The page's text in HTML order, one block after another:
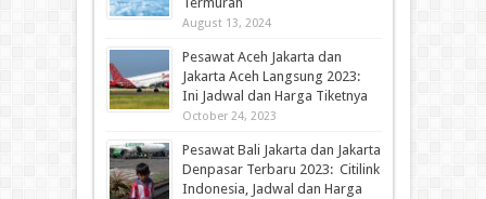
August 13, 2024
Pesawat Aceh Jakarta dan
Jakarta Aceh Langsung 2023:
Ini Jadwal dan Harga Tiketnya
October 24, 2023
Pesawat Bali Jakarta dan Jakarta
Denpasar Terbaru 2023: Citilink
Indonesia, Jadwal dan Harga